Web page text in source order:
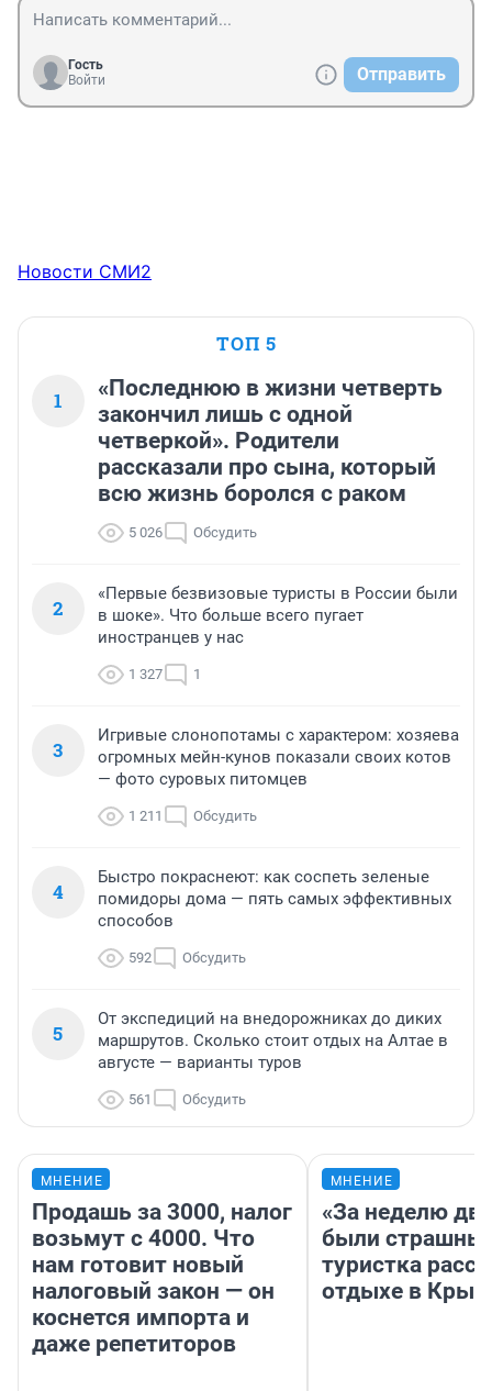
Гость
Войти
Отправить
Новости СМИ2
ТОП 5
1
«Последнюю в жизни четверть
закончил лишь с одной
четверкой». Родители
рассказали про сына, который
всю жизнь боролся с раком
5 026 Обсудить
2
«Первые безвизовые туристы в России были
в шоке». Что больше всего пугает
иностранцев у нас
1 327 1
3
Игривые слонопотамы с характером: хозяева
огромных мейн-кунов показали своих котов
— фото суровых питомцев
1 211 Обсудить
4
Быстро покраснеют: как соспеть зеленые
помидоры дома — пять самых эффективных
способов
592 Обсудить
5
От экспедиций на внедорожниках до диких
маршрутов. Сколько стоит отдых на Алтае в
августе — варианты туров
561 Обсудить
МНЕНИЕ
Продашь за 3000, налог
возьмут с 4000. Что
нам готовит новый
налоговый закон — он
коснется импорта и
даже репетиторов
МНЕНИЕ
«За неделю
были
туристка
отдыхе в